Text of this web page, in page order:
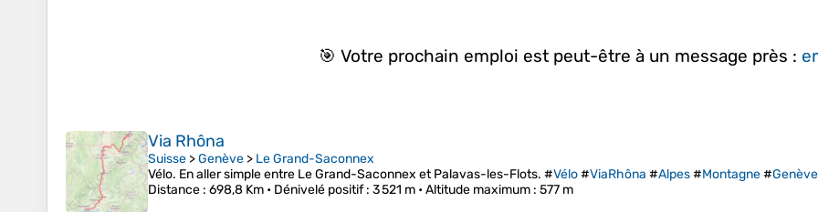
🎯 Votre prochain emploi est peut-être à un message près :
Via Rhôna
Suisse >Genève > Le Grand-Saconnex
Vélo. En aller simple entre Le Grand-Saconnex et Palavas-les-Flots. #Vélo#ViaRhôna #Alpes#Montagne#Genève
Distance : 698,8 Km • Dénivelé positif: 3 521 m •Altitude maximum : 577 m